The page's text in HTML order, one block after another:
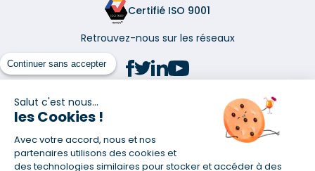
Continuer sans accepter
Salut c'est nous...
les Cookies !
Avec votre accord, nous et nos
partenaires utilisons des cookies et
des technologies similaires pour stocker et accéder à des
Certifié ISO 9001
Retrouvez-nous sur les réseaux
(1) Taux fixe national hors assurance et selon votre profil
(2) Économie de 65 % pour l'assurance d'un prêt amortissable de 330
457,23 € à 0,90 % sur 19,5 ans, accordé à un salarié non cadre assuré à
100 % (décès, PTIA, IPP, ITT, IPP) âgé de 36 ans fumeur et une personne